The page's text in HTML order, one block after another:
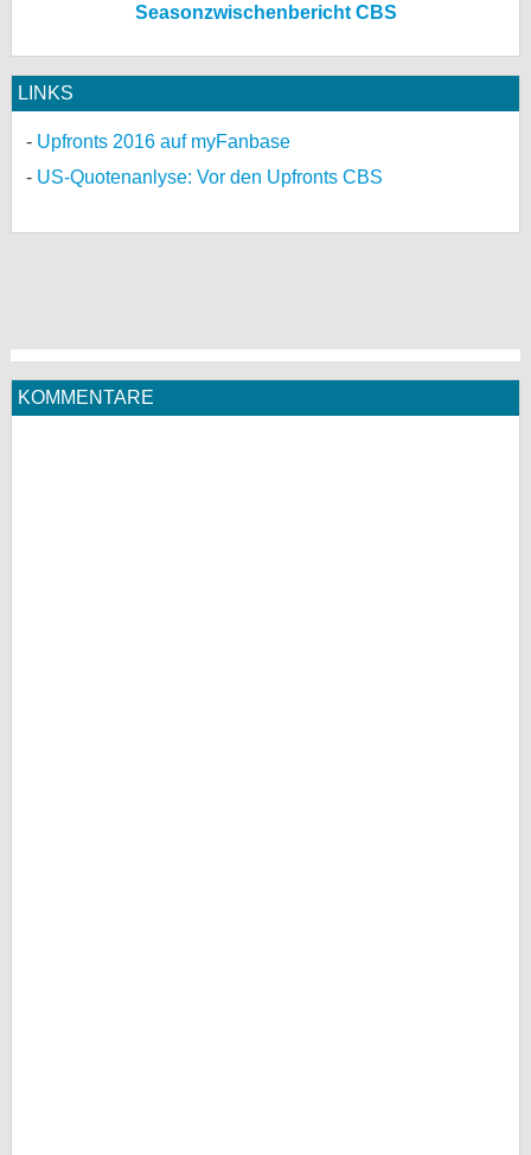
Seasonzwischenbericht CBS
LINKS
Upfronts 2016 auf myFanbase
US-Quotenanlyse: Vor den Upfronts CBS
KOMMENTARE